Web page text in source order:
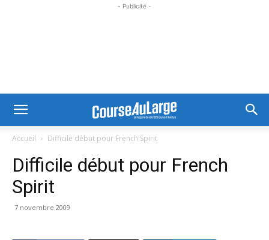
- Publicité -
Accueil Difficile début pour French Spirit
Difficile début pour French
Spirit
7 novembre 2009